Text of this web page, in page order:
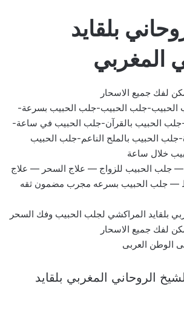
بلقايد
المغربي
لفك جميع الاسحار
الحبيب-جلب الحبيب-جلب الحبيب بسرعة-
الحبيب بالقرآن-جلب الحبيب في ساعة-
الحبيب بالملح الناعم-جلب الحبيب
خلال ساعة
— جلب الحبيب للزواج — علاج السحر — علاج
— جلب الحبيب بسرعه مجرب مضمون ثقه
بلقايد المراكشي لجلب الحبيب وفك السحر
لفك جميع الاسحار
الوطن العربى
الروحاني المغربي بلقايد